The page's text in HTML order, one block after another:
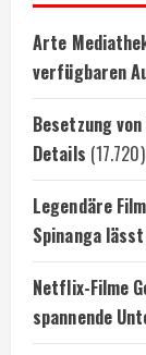
Arte
verfügbaren
Besetzung
Details (17.720)
Legendäre
Spinanga
Netflix-Filme
spannende